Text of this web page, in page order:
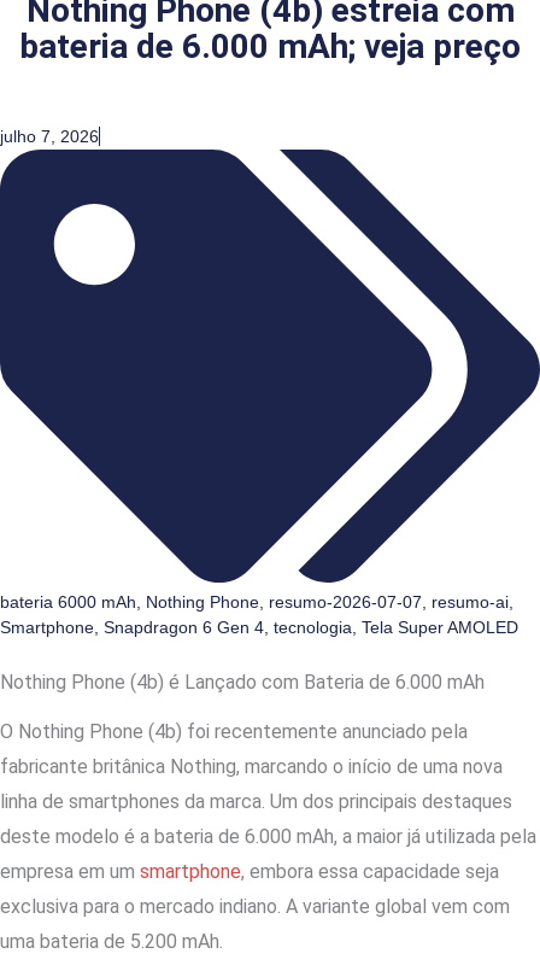
Nothing Phone (4b) estreia com
bateria de 6.000 mAh; veja preço
julho 7, 2026
bateria 6000 mAh Nothing Phone resumo-2026-07-07 resumo-ai
Smartphone Snapdragon 6 Gen 4 tecnologia Tela Super AMOLED
Nothing Phone (4b) é Lançado com Bateria de 6.000 mAh
O Nothing Phone (4b) foi recentemente anunciado pela
fabricante britânica Nothing, marcando o início de uma nova
linha de smartphones da marca. Um dos principais destaques
deste modelo é a bateria de 6.000 mAh, a maior já utilizada pela
empresa em um smartphone, embora essa capacidade seja
exclusiva para o mercado indiano. A variante global vem com
uma bateria de 5.200 mAh.